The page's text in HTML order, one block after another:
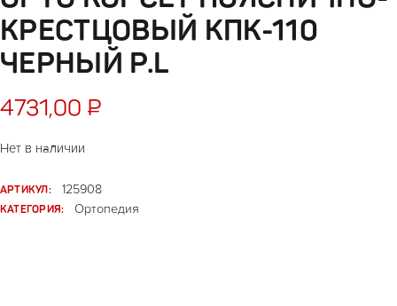
КРЕСТЦОВЫЙ КПК-110
ЧЕРНЫЙ Р.L
4731,00 ₽
Нет в наличии
АРТИКУЛ:
125908
КАТЕГОРИЯ:
Ортопедия